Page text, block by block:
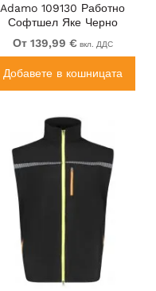
Adamo 109130 Работно
Софтшел Яке Черно
От 139,99 € вкл. ДДС
Добавете в кошницата